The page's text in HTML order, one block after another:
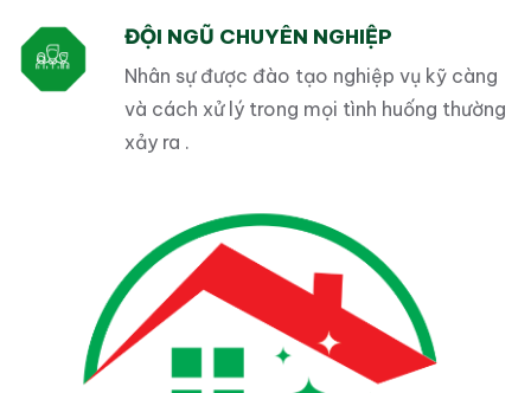
ĐỘI NGŨ CHUYÊN NGHIỆP
Nhân sự được đào tạo nghiệp vụ kỹ càng
và cách xử lý trong mọi tình huống thường
xảy ra .